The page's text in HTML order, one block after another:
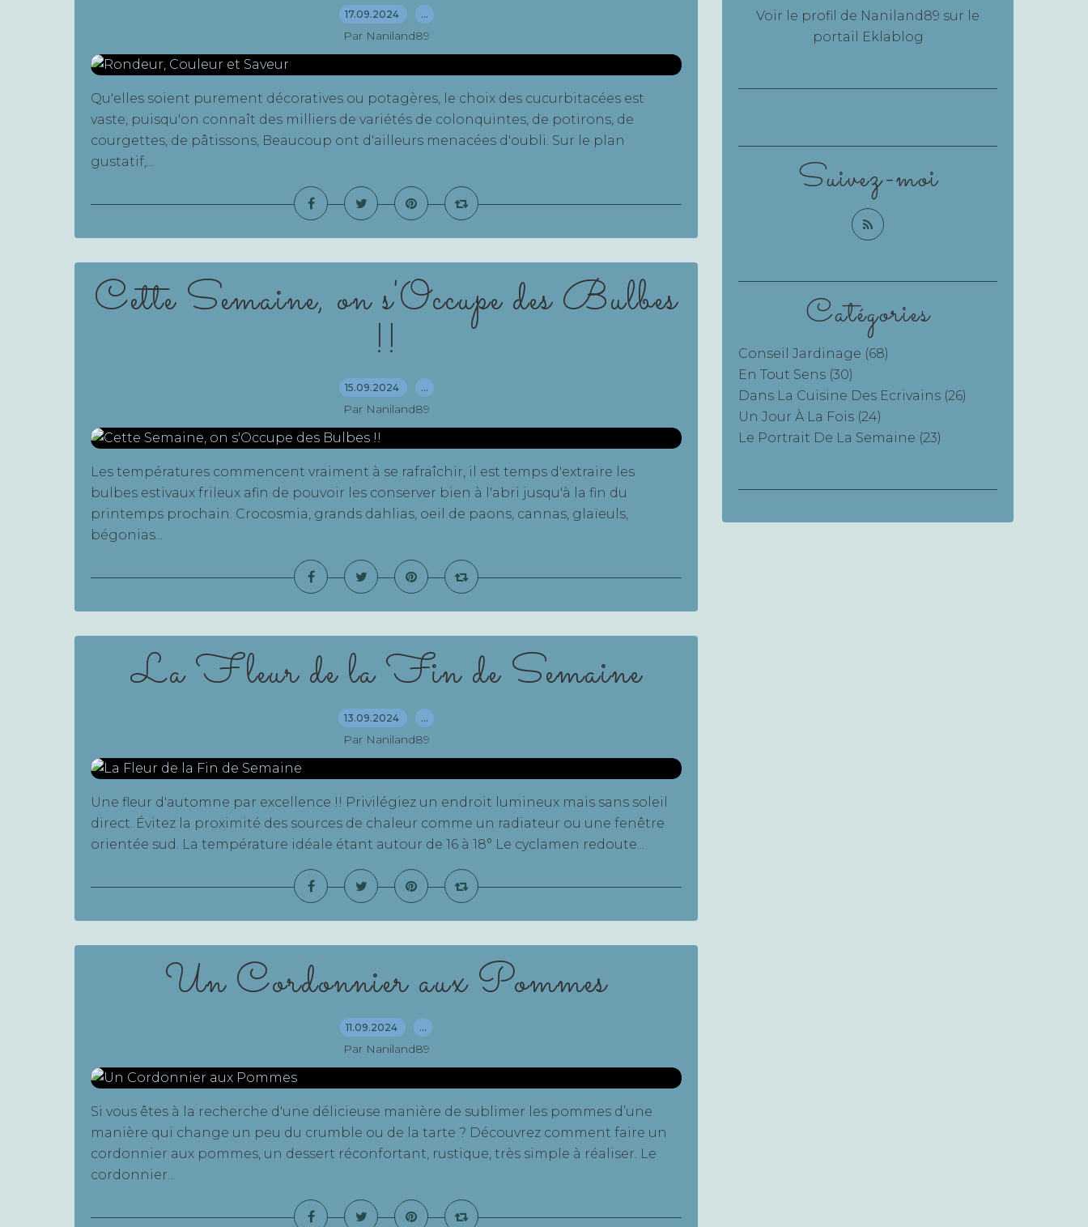
17.09.2024 …
Par Naniland89
Qu'elles soient purement décoratives ou potagères, le choix des cucurbitacées est
vaste, puisqu'on connaît des milliers de variétés de colonquintes, de potirons, de
courgettes, de pâtissons, Beaucoup ont d'ailleurs menacées d'oubli. Sur le plan
gustatif,...
Cette Semaine, on s'Occupe des Bulbes
!!
15.09.2024 …
Par Naniland89
Les températures commencent vraiment à se rafraîchir, il est temps d'extraire les
bulbes estivaux frileux afin de pouvoir les conserver bien à l'abri jusqu'à la fin du
printemps prochain. Crocosmia, grands dahlias, oeil de paons, cannas, glaïeuls,
bégonias...
La Fleur de la Fin de Semaine
13.09.2024 …
Par Naniland89
Une fleur d'automne par excellence !! Privilégiez un endroit lumineux mais sans soleil
direct. Évitez la proximité des sources de chaleur comme un radiateur ou une fenêtre
orientée sud. La température idéale étant autour de 16 à 18° Le cyclamen redoute...
Un Cordonnier aux Pommes
11.09.2024 …
Par Naniland89
Si vous êtes à la recherche d'une délicieuse manière de sublimer les pommes d’une
manière qui change un peu du crumble ou de la tarte ? Découvrez comment faire un
cordonnier aux pommes, un dessert réconfortant, rustique, très simple à réaliser. Le
cordonnier...
Catégories
Conseil Jardinage (68)
En Tout Sens (30)
Dans La Cuisine Des Ecrivains (26)
Un Jour À La Fois (24)
Le Portrait De La Semaine (23)
Suivez-moi
Voir le profil de Naniland89 sur le
portail Eklablog